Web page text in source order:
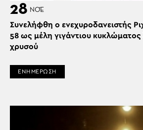
28 ΝΟΈ
Συνελήφθη ο ενεχυροδανειστής
58 ως μέλη γιγάντιου
χρυσού
ΕΝΗΜΕΡΩΣΗ